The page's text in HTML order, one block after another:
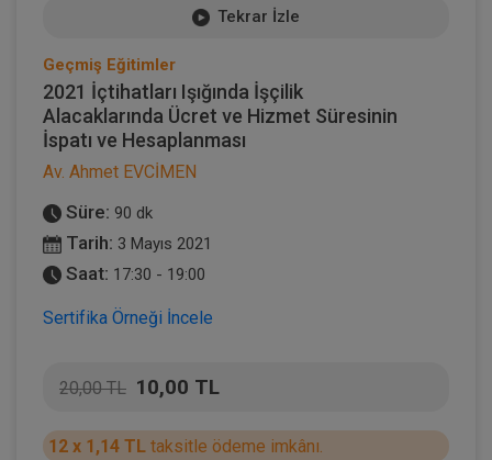
Tekrar İzle
Geçmiş Eğitimler
2021 İçtihatları Işığında İşçilik
Alacaklarında Ücret ve Hizmet Süresinin
İspatı ve Hesaplanması
Av. Ahmet EVCİMEN
Süre: 90 dk
Tarih: 3 Mayıs 2021
Saat: 17:30 - 19:00
Sertifika Örneği İncele
20,00 TL 10,00 TL
12 x 1,14 TL taksitle ödeme imkânı.